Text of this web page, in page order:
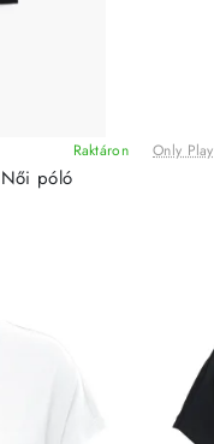
Raktáron
Női póló
Only Play